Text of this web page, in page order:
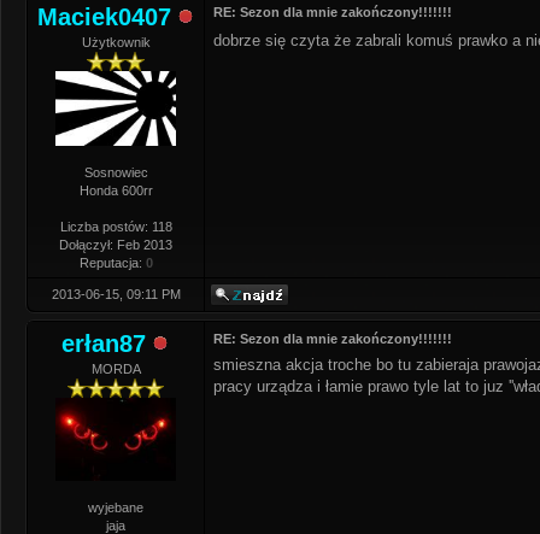
Maciek0407
Użytkownik
Sosnowiec
Honda 600rr
Liczba postów: 118
Dołączył: Feb 2013
Reputacja: 0
RE: Sezon dla mnie zakończony!!!!!!!
dobrze się czyta że zabrali komuś prawko a
2013-06-15, 09:11 PM
erłan87
MORDA
wyjebane
jaja
RE: Sezon dla mnie zakończony!!!!!!!
smieszna akcja troche bo tu zabieraja
pracy urządza i łamie prawo tyle lat to juz